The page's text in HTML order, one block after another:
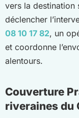
vers la destination
déclencher
08 10 17 82, un
et coordonne
alentours.
Couverture
riveraines du